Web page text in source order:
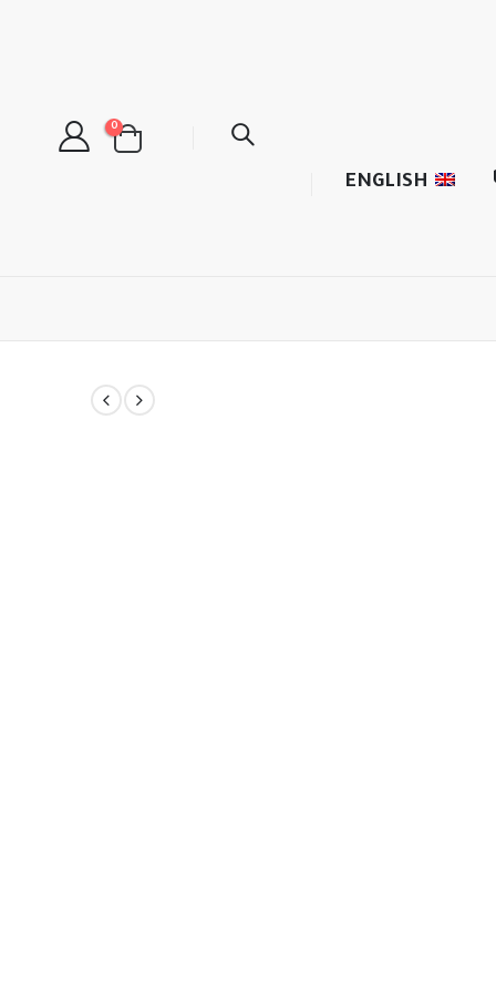
ENGLISH
0